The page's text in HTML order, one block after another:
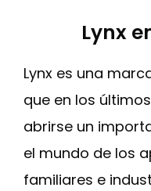
Lynx
Lynx es una
que en los
abrirse un
el mundo de los
familiares e